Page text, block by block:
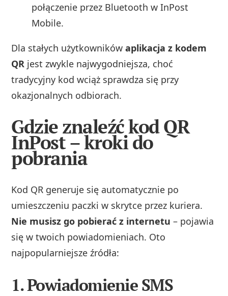
połączenie przez Bluetooth w InPost
Mobile.
Dla stałych użytkownikówaplikacja z kodem
QR jest zwykle najwygodniejsza, choć
tradycyjny kod wciąż sprawdza się przy
okazjonalnych odbiorach.
Gdzie znaleźć kod QR
InPost – kroki do
pobrania
Kod QR generuje się automatycznie po
umieszczeniu paczki w skrytce przez kuriera.
Nie musisz go pobierać z internetu – pojawia
się w twoich powiadomieniach. Oto
najpopularniejsze źródła:
1. Powiadomienie SMS